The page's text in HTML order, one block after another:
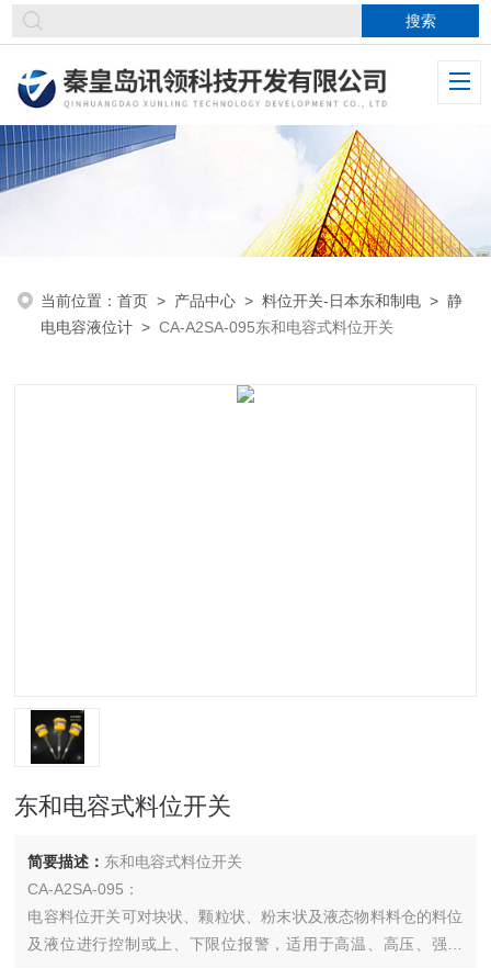
当前位置：首页 > 产品中心 >料位开关-日本东和制电 >静
电电容液位计 >CA-A2SA-095东和电容式料位开关
东和电容式料位开关
简要描述： 东和电容式料位开关
CA-A2SA-095：
电容料位开关可对块状、颗粒状、粉末状及液态物料料仓的料位
及液位进行控制或上、下限位报警，适用于高温、高压、强腐